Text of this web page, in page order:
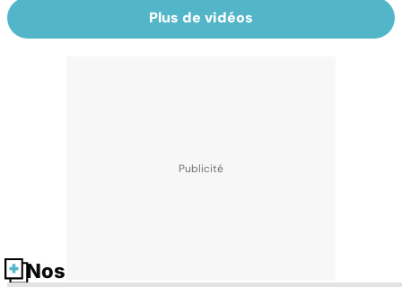
Plus de vidéos
Nos fiches santé